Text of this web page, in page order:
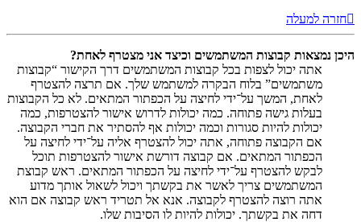
חזרה למעלה
היכן נמצאות קבוצות המשתמשים וכיצד אני מצטרף לאחת?
אתה יכול לצפות בכל קבוצות המשתמשים דרך הקישור “קבוצות
משתמשים” בלוח הבקרה למשתמש שלך. אם תרצה להצטרף
לאחת, המשך על־ידי לחיצה על הכפתור המתאים. לא כל הקבוצות
בעלות גישה פתוחה. כמה יכולות לדרוש אישור להצטרפות, כמה
יכולות להיות סגורות וכמה יכולות אף להסתיר את חברי הקבוצה.
אם הקבוצה פתוחה, אתה יכול להצטרף אליה על־ידי לחיצה על
הכפתור המתאים. אם קבוצה דורשת אישור להצטרפות תוכל
לבקש להצטרף על־ידי לחיצה על הכפתור המתאים. ראש קבוצת
המשתמשים צריך לאשר את בקשתך ויכול לשאול אותך מדוע
אתה רוצה להצטרף לקבוצה. אנא אל תטריד ראש קבוצה אם הוא
דחה את בקשתך. יכולות להיות לו הסיבות שלו.